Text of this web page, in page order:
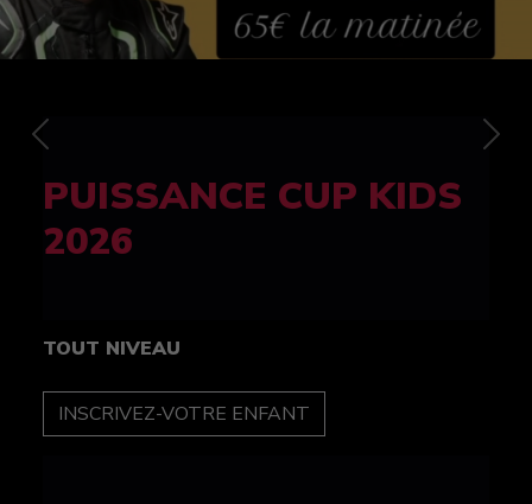
FELINE CUP 100%
féminine
TOUT NIVEAU
INSCRIPTION
Previous Next